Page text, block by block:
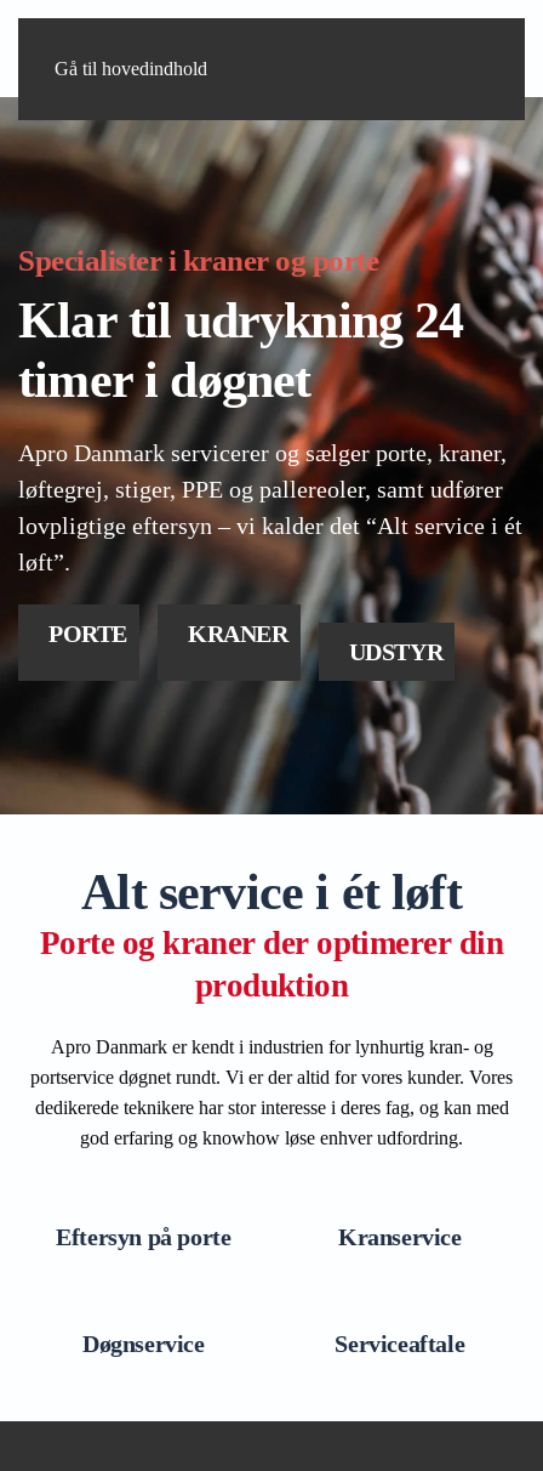
Gå til hovedindhold
Specialister i kraner og porte
Klar til udrykning 24
timer i døgnet
Apro Danmark servicerer og sælgerporte,kraner,
løftegrej,stiger,PPE og pallereoler, samt udfører
lovpligtige eftersyn– vi kalder det “Alt service i ét
løft”.
PORTE KRANER
UDSTYR
Alt service i ét løft
Porte og kraner der optimerer din
produktion
Apro Danmark er kendt i industrien for lynhurtig kran- og
portservice døgnet rundt. Vi er der altid for vores kunder. Vores
dedikerede teknikere har stor interesse i deres fag, og kan med
god erfaring og knowhow løse enhver udfordring.
Eftersyn på porte Kranservice
Døgnservice Serviceaftale